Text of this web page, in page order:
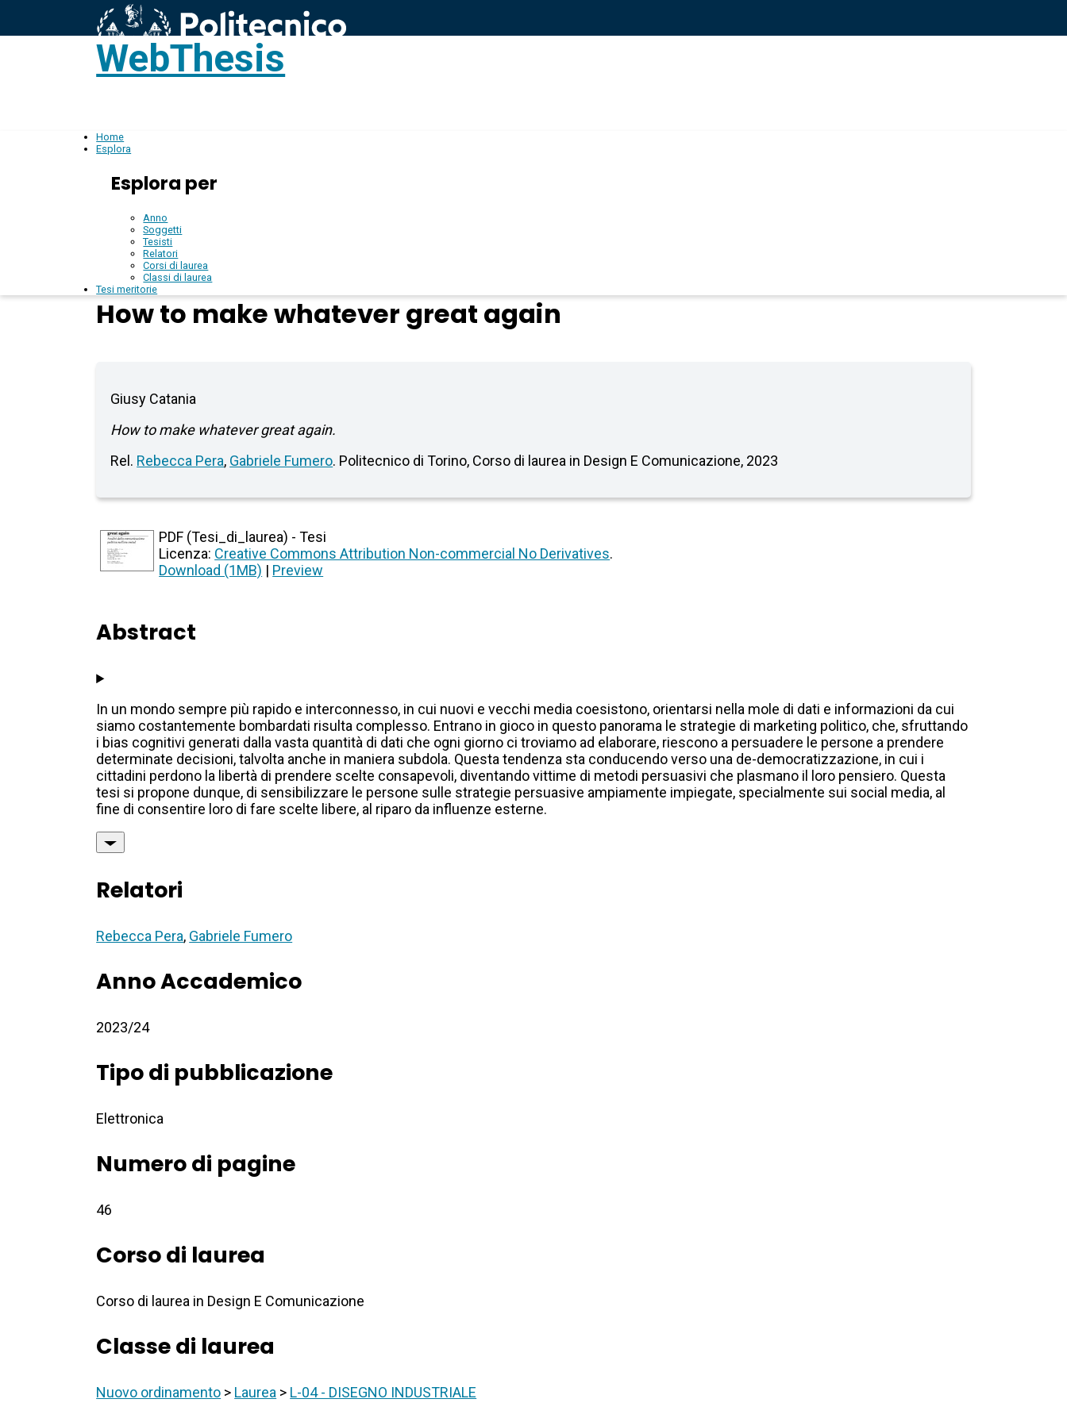
WebThesis
Home
Esplora
Esplora per
Anno
Soggetti
Tesisti
Relatori
Corsi di laurea
Classi di laurea
Tesi meritorie
How to make whatever great again
Giusy Catania
How to make whatever great again.
Rel. Rebecca Pera, Gabriele Fumero. Politecnico di Torino, Corso di laurea in Design E Comunicazione, 2023
PDF (Tesi_di_laurea) - Tesi
Licenza: Creative Commons Attribution Non-commercial No Derivatives.
Download (1MB) | Preview
Abstract
In un mondo sempre più rapido e interconnesso, in cui nuovi e vecchi media coesistono, orientarsi nella mole di dati e informazioni da cui
siamo costantemente bombardati risulta complesso. Entrano in gioco in questo panorama le strategie di marketing politico, che, sfruttando
i bias cognitivi generati dalla vasta quantità di dati che ogni giorno ci troviamo ad elaborare, riescono a persuadere le persone a prendere
determinate decisioni, talvolta anche in maniera subdola. Questa tendenza sta conducendo verso una de-democratizzazione, in cui i
cittadini perdono la libertà di prendere scelte consapevoli, diventando vittime di metodi persuasivi che plasmano il loro pensiero. Questa
tesi si propone dunque, di sensibilizzare le persone sulle strategie persuasive ampiamente impiegate, specialmente sui social media, al
fine di consentire loro di fare scelte libere, al riparo da influenze esterne.
Relatori
Rebecca Pera, Gabriele Fumero
Anno Accademico
2023/24
Tipo di pubblicazione
Elettronica
Numero di pagine
46
Corso di laurea
Corso di laurea in Design E Comunicazione
Classe di laurea
Nuovo ordinamento > Laurea > L-04 - DISEGNO INDUSTRIALE